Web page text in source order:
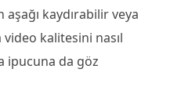
kaydırabilir veya
kalitesini nasıl
ipucuna da göz